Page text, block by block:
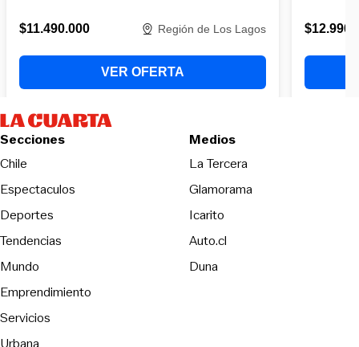
Secciones
Chile
Espectaculos
Deportes
Tendencias
Mundo
Emprendimiento
Servicios
Medios
La TerceraOpens in new
Glamorama
Icarito
Auto.cl
DunaOpens in new window